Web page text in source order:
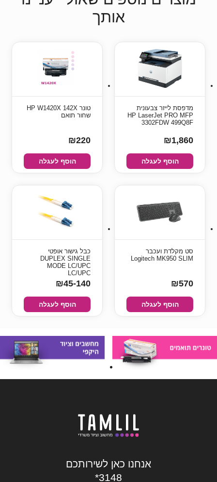
אותך
לייזר צבעונית
HP LaserJet PRO
3302FDW
הוסף לעגלה
טונר HP W1420X 142X
הוסף לעגלה
מקלדת ועכבר
Logitech MK950
הוסף לעגלה
כבל גישור אופטי
DUPLEX SINGLE
MODE LC/UPC
₪45-140
הוסף לעגלה
אנחנו כאן לשירותכם